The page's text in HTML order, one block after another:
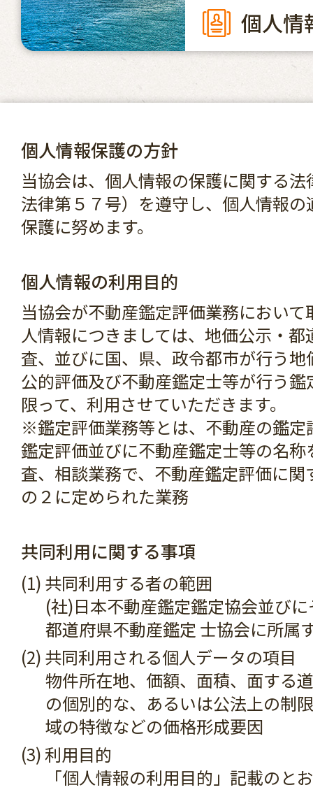
個人情
個人情報保護の方針
当協会は、個人情報の保護に関する
法律第５７号）を遵守し、個人情報
保護に努めます。
個人情報の利用目的
当協会が不動産鑑定評価業務におい
人情報につきましては、地価公示・都
査、並びに国、県、政令都市が行う
公的評価及び不動産鑑定士等が行う
限って、利用させていただきます。
※鑑定評価業務等とは、不動産の鑑定
鑑定評価並びに不動産鑑定士等の名称
査、相談業務で、不動産鑑定評価に関
の２に定められた業務
共同利用に関する事項
(1) 共同利用する者の範囲
(社)日本不動産鑑定鑑定協会並び
都道府県不動産鑑定 士協会に所属
(2) 共同利用される個人データの項目
物件所在地、価額、面積、面する
の個別的な、あるいは公法上の制
域の特徴などの価格形成要因
(3) 利用目的
「個人情報の利用目的」記載のと